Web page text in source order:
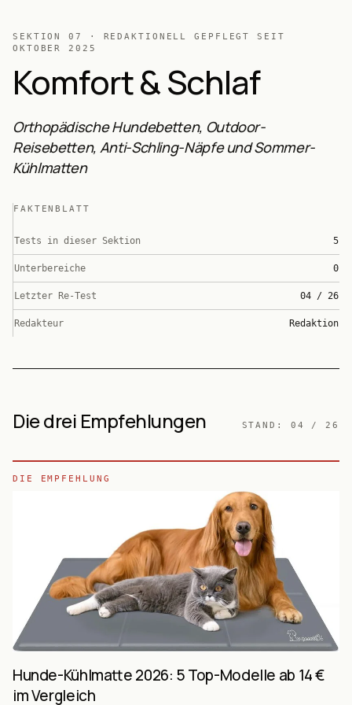
SEKTION07
· REDAKTIONELL GEPFLEGT SEIT
OKTOBER 2025
Komfort & Schlaf
Orthopädische Hundebetten, Outdoor-
Reisebetten, Anti-Schling-Näpfe und Sommer-
Kühlmatten
FAKTENBLATT
Tests in dieser Sektion 5
Unterbereiche 0
Letzter Re-Test 04 / 26
Redakteur Redaktion
Die drei Empfehlungen STAND: 04 / 26
DIE EMPFEHLUNG
Hunde-Kühlmatte 2026: 5 Top-Modelle ab 14 €
im Vergleich